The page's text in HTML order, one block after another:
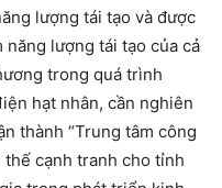
lượng tái tạo và được
lượng tái tạo của cả
trong quá trình
hạt nhân, cần nghiên
thành “Trung tâm công
thế cạnh tranh cho tỉnh